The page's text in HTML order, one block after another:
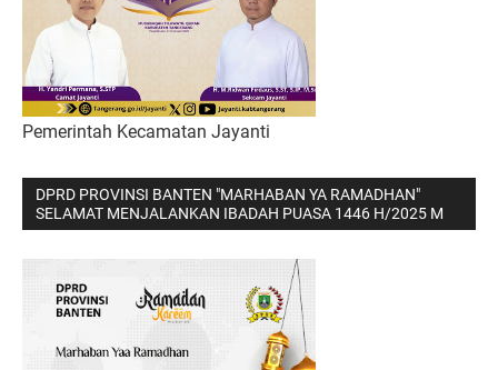
Pemerintah Kecamatan Jayanti
DPRD PROVINSI BANTEN "MARHABAN YA RAMADHAN"
SELAMAT MENJALANKAN IBADAH PUASA 1446 H/2025 M